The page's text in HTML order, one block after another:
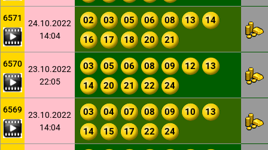
6571
24.10.2022
14:04
02 03 05 06 08 13
14
16
17 18 20 21
6570
23.10.2022
22:05
03 05 06 08 09 12
13
14
20 21 22 24
6569
23.10.2022
14:04
03 04 07 08 09 10
13
14
15 17 22 24